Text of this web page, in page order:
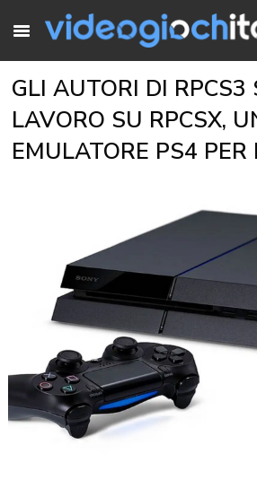
GLI AUTORI DI RPCS3
LAVORO SU RPCSX,
EMULATORE PS4 PER